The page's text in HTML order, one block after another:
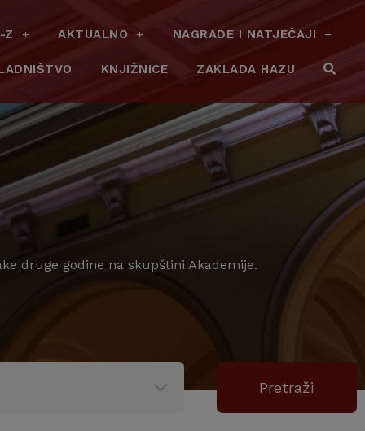
Z AKTUALNO NAGRADE I NATJEČAJI
KNJIŽNICE ZAKLADA HAZU
druge godine na skupštini Akademije.